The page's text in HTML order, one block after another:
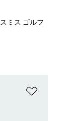
ミス ゴルフ